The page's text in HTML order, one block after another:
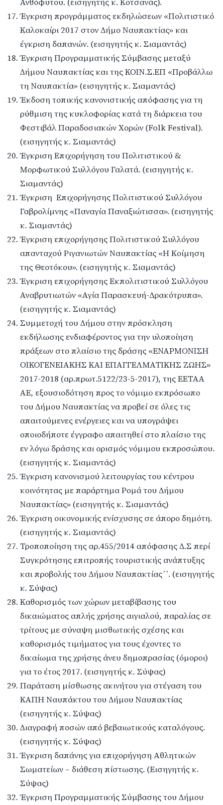
Ανθόφυτου. (εισηγητής κ. Κοτσανάς).
Έγκριση προγράμματος εκδηλώσεων «Πολιτιστικό
Καλοκαίρι 2017 στον Δήμο Ναυπακτίας» και
έγκριση δαπανών. (εισηγητής κ. Σιαμαντάς)
Έγκριση Προγραμματικής Σύμβασης μεταξύ
Δήμου Ναυπακτίας και της ΚΟΙΝ.Σ.ΕΠ «Προβάλλω
τη Ναυπακτία» (εισηγητής κ. Σιαμαντάς)
Έκδοση τοπικής κανονιστικής απόφασης για τη
ρύθμιση της κυκλοφορίας κατά τη διάρκεια του
Φεστιβάλ Παραδοσιακών Χορών (Folk Festival).
(εισηγητής κ. Σιαμαντάς)
Έγκριση Επιχορήγηση του Πολιτιστικού &
Μορφωτικού Συλλόγου Γαλατά. (εισηγητής κ.
Σιαμαντάς)
Έγκριση Επιχορήγησης Πολιτιστικού Συλλόγου
Γαβρολίμνης «Παναγία Παναξιώτισσα». (εισηγητής
κ. Σιαμαντάς)
Έγκριση επιχορήγησης Πολιτιστικού Συλλόγου
απανταχού Ριγανιωτών Ναυπακτίας «Η Κοίμηση
της Θεοτόκου». (εισηγητής κ. Σιαμαντάς)
Έγκριση επιχορήγησης Εκπολιτιστικού Συλλόγου
Αναβρυτιωτών «Αγία Παρασκευή-Δρακότρυπα».
(εισηγητής κ. Σιαμαντάς)
Συμμετοχή του Δήμου στην πρόσκληση
εκδήλωσης ενδιαφέροντος για την υλοποίηση
πράξεων στο πλαίσιο της δράσης «ΕΝΑΡΜΟΝΙΣΗ
ΟΙΚΟΓΕΝΕΙΑΚΗΣ ΚΑΙ ΕΠΑΓΓΕΛΜΑΤΙΚΗΣ ΖΩΗΣ»
2017-2018 (αρ.πρωτ.5122/23-5-2017), της ΕΕΤΑΑ
ΑΕ, εξουσιοδότηση προς το νόμιμο εκπρόσωπο
του Δήμου Ναυπακτίας να προβεί σε όλες τις
απαιτούμενες ενέργειες και να υπογράψει
οποιοδήποτε έγγραφο απαιτηθεί στο πλαίσιο της
εν λόγω δράσης και ορισμός νόμιμου εκπροσώπου.
(εισηγητής κ. Σιαμαντάς)
Έγκριση κανονισμού λειτουργίας του κέντρου
κοινότητας με παράρτημα Ρομά του Δήμου
Ναυπακτίας» (εισηγητής κ. Σιαμαντάς)
Έγκριση οικονομικής ενίσχυσης σε άπορο δημότη.
(εισηγητής κ. Σιαμαντάς)
Τροποποίηση της αρ.455/2014 απόφασης Δ.Σ περί
Συγκρότησης επιτροπής τουριστικής ανάπτυξης
και προβολής του Δήμου Ναυπακτίας΄΄. (εισηγητής
κ. Σύψας)
Καθορισμός των χώρων μεταβίβασης του
δικαιώματος απλής χρήσης αιγιαλού, παραλίας σε
τρίτους με σύναψη μισθωτικής σχέσης και
καθορισμός τιμήματος για τους έχοντες το
δικαίωμα της χρήσης άνευ δημοπρασίας (όμοροι)
για το έτος 2017. (εισηγητής κ. Σύψας)
Παράταση μίσθωσης ακινήτου για στέγαση του
ΚΑΠΗ Ναυπάκτου του Δήμου Ναυπακτίας
(εισηγητής κ. Σύψας)
Διαγραφή ποσών από βεβαιωτικούς καταλόγους.
(εισηγητής κ. Σύψας)
Έγκριση δαπάνης για επιχορήγηση Αθλητικών
Σωματείων – διάθεση πίστωσης. (Εισηγητής κ.
Σύψας)
Έγκριση Προγραμματικής Σύμβασης του Δήμου